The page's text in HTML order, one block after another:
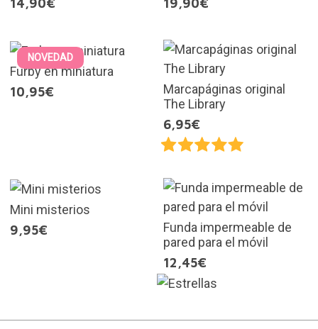
14,90€
19,90€
NOVEDAD
Furby en miniatura
10,95€
Marcapáginas original
The Library
6,95€
Mini misterios
9,95€
Funda impermeable de
pared para el móvil
12,45€